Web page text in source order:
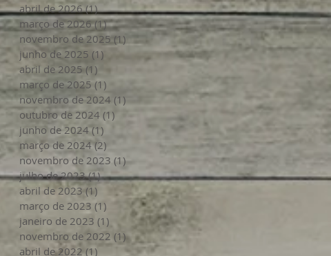
abril de 2026 (1)1 post
março de 2026 (1)1 post
novembro de 2025 (1) 1 post
junho de 2025 (1) 1 post
abril de 2025 (1)
março de 2025 (1)
novembro de 2024 (1)
outubro de 2024 (1)
junho de 2024 (1)
março de 2024 (2)
novembro de 2023 (1)1 post
julho de 2023 (1)1 post
abril de 2023 (1) 1 post
março de 2023 (1) 1 post
janeiro de 2023 (1) 1 post
novembro de 2022 (1)1 post
abril de 2022 (1) 1 post